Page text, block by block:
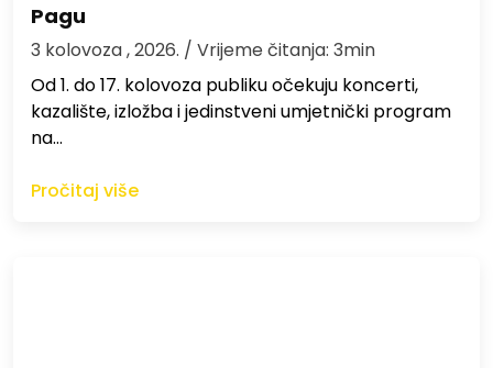
Pagu
3 kolovoza , 2026. / Vrijeme čitanja: 3min
Od 1. do 17. kolovoza publiku očekuju koncerti,
kazalište, izložba i jedinstveni umjetnički program
na…
Pročitaj više